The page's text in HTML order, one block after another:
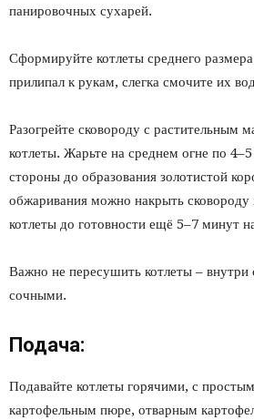
панировочных сухарей.
Сформируйте котлеты среднего
прилипал к рукам, слегка смочите их
Разогрейте сковороду с растительным
котлеты. Жарьте на среднем огне по
стороны до образования золотистой
обжаривания можно накрыть
котлеты до готовности ещё 5–7 минут
Важно не пересушить котлеты – внутри
сочными.
Подача:
Подавайте котлеты горячими, с
картофельным пюре, отварным